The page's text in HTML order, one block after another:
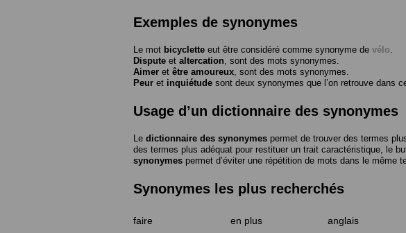
Exemples de synonymes
Le mot bicyclette eut être considéré comme synonyme de vélo
Dispute et altercation , sont des mots synonymes.
Aimer et être amoureux , sont des mots synonymes.
Peur et inquiétude sont deux synonymes que l’on retrouve dans
Usage d’un dictionnaire des synonymes
Le dictionnaire des synonymes permet de trouver des termes
des termes plus adéquat pour restituer un trait caractéristique, le
synonymes permet d’éviter une répétition de mots dans le même
Synonymes les plus recherchés
faire en plus anglais